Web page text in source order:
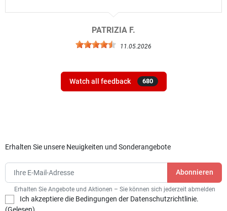
PATRIZIA F.
11.05.2026
Watch all feedback 680
Erhalten Sie unsere Neuigkeiten und Sonderangebote
Erhalten Sie Angebote und Aktionen – Sie können sich jederzeit abmelden
Ich akzeptiere die Bedingungen der Datenschutzrichtlinie.
(Gelesen)